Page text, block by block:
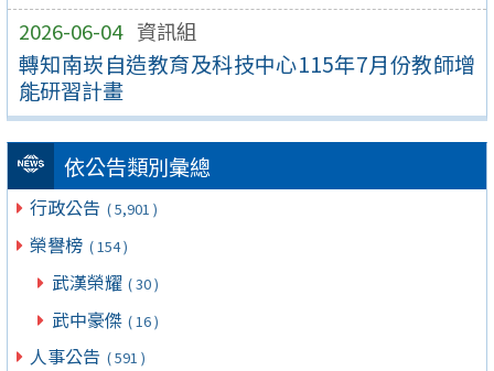
2026-06-04 資訊組
轉知南崁自造教育及科技中心115年7月份教師增
能研習計畫
依公告類別彙總
行政公告 ( 5,901 )
榮譽榜 ( 154 )
武漢榮耀 ( 30 )
武中豪傑 ( 16 )
人事公告 ( 591 )